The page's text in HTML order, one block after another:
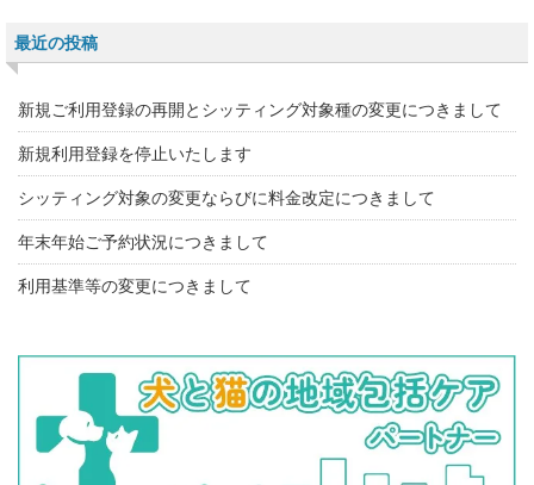
最近の投稿
新規ご利用登録の再開とシッティング対象種の変更につきまして
新規利用登録を停止いたします
シッティング対象の変更ならびに料金改定につきまして
年末年始ご予約状況につきまして
利用基準等の変更につきまして